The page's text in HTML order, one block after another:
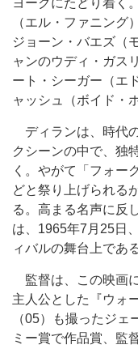
（エル・ファニング
ジョーン・バエズ（
ャンのウディ・ガス
ート・シーガー（エ
ャッシュ（ボイド・
ディランは、時代
クシーンの中で、独
く。やがて「フォー
どと祭り上げられる
る。高まる名声に反
は、1965年7月25日
ィバルの舞台上であ
監督は、この映画
主人公とした『ウォ
（05）も撮ったジ
ミー賞で作品賞、監